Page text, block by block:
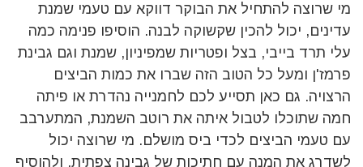
מי שרוצה להתחיל את הבוקר דווקא עם טעמי שמנת
עדינים, יכול להכין שקשוקה לבנה. הוסיפו פנימה כמה
עלי תרד בייבי, בצל ופטריות שמפיניון, שמנת וגם גבינת
פרמז'ן ומעל כל הטוב הזה שברו את כמות הביצים
הרצויה. גם כאן תסייע לכם לחמנייה נהדרת או פיתה
חמה שתוכלו לטבול איתה את רוטב השמנת, המתערבב
עם טעמי הביצים לכדי ביס מושלם. מי שרוצה יכול
לשדרג את המנה עם חתיכות של גבינה צפתית, ולהוסיף